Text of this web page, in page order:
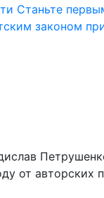
Станьте
от авторских